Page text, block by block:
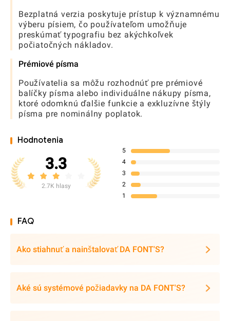
Bezplatná verzia poskytuje prístup k významnému
výberu písiem, čo používateľom umožňuje
preskúmať typografiu bez akýchkoľvek
počiatočných nákladov.
Prémiové písma
Používatelia sa môžu rozhodnúť pre prémiové
balíčky písma alebo individuálne nákupy písma,
ktoré odomknú ďalšie funkcie a exkluzívne štýly
písma pre nominálny poplatok.
Hodnotenia
3.3
2.7K hlasy
5
4
3
2
1
FAQ
Ako stiahnuť a nainštalovať DA FONT'S?
Aké sú systémové požiadavky na DA FONT'S?